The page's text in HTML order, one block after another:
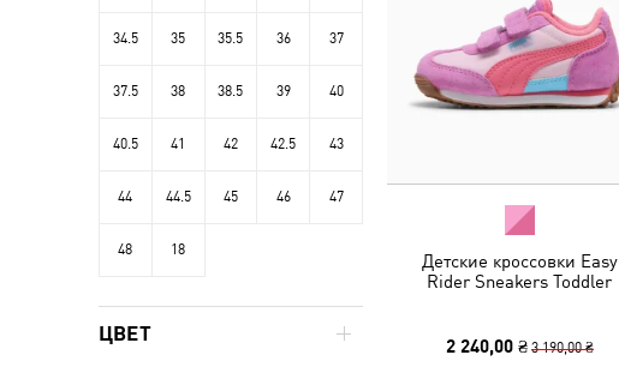
Детские кроссовки Easy
Rider Sneakers Toddler
2 240,00 ₴ 3 190,00 ₴
34.5 35 35.5 36 37
37.5 38 38.5 39 40
40.5 41 42 42.5 43
44 44.5 45 46 47
48 18
ЦВЕТ